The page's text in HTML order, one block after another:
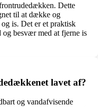
Dette
til at dække og
is. Det er et praktisk
besvær med at fjerne is
lavet af?
og vandafvisende